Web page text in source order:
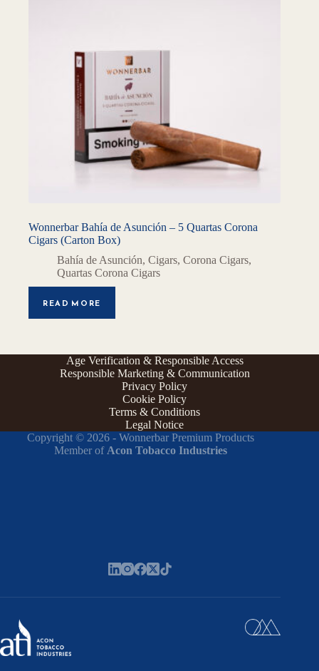
Wonnerbar Bahía de Asunción – 5 Quartas Corona
Cigars (Carton Box)
Bahía de Asunción, Cigars, Corona Cigars,
Quartas Corona Cigars
READ MORE
Age Verification & Responsible Access
Responsible Marketing & Communication
Privacy Policy
Cookie Policy
Terms & Conditions
Legal Notice
Copyright © 2026 - Wonnerbar Premium Products
Member of Acon Tobacco Industries